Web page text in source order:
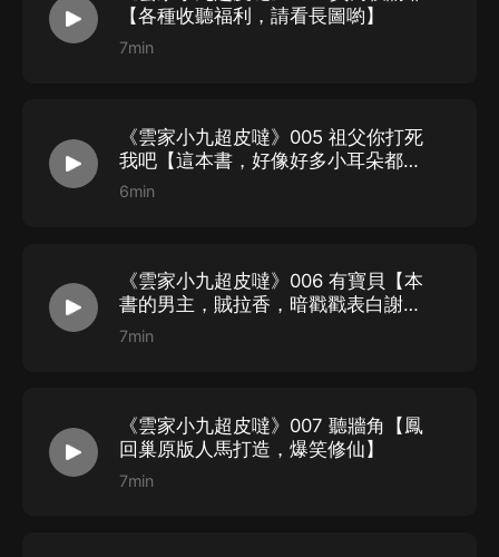
STAFF
監制：小石榴、幻櫻空
原著：水清竹
劇組統籌：石頁
音頻剪輯：毛一
音頻后期：毛客
福利策劃：雙魚座的pj
購買須知
【各種收聽福利，請看長圖喲】
7min
《雲家小九超皮噠》005 祖父你打死
我吧【這本書，好像好多小耳朵都看
過的，哈哈哈】
6min
《雲家小九超皮噠》006 有寶貝【本
書的男主，賊拉香，暗戳戳表白謝必
安】
7min
《雲家小九超皮噠》007 聽牆角【鳳
回巢原版人馬打造，爆笑修仙】
7min